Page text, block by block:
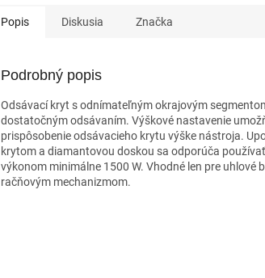
Popis Diskusia Značka
Podrobný popis
Odsávací kryt s odnímateľným okrajovým
dostatočným odsávaním. Výškové nastavenie
prispôsobenie odsávacieho krytu výške nástroja.
krytom a diamantovou doskou sa odporúča
výkonom minimálne 1500 W. Vhodné len pre uhlové
račňovým mechanizmom.